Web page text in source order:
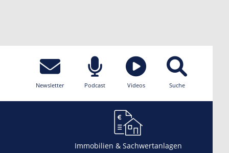
Newsletter Podcast Videos Suche
Immobilien & Sachwertanlagen